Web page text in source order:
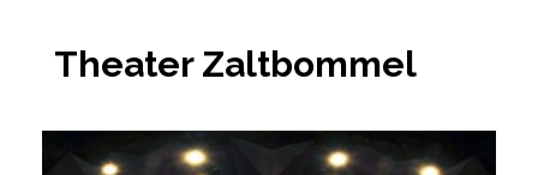
Theater Zaltbommel